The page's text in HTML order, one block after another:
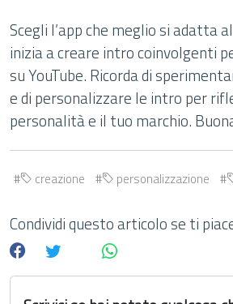
Scegli l’app che meglio si adatta
inizia a creare intro coinvolgenti
su YouTube. Ricorda di
e di personalizzare le intro per
personalità e il tuo marchio.
creazione personalizzazione
Condividi questo articolo se ti